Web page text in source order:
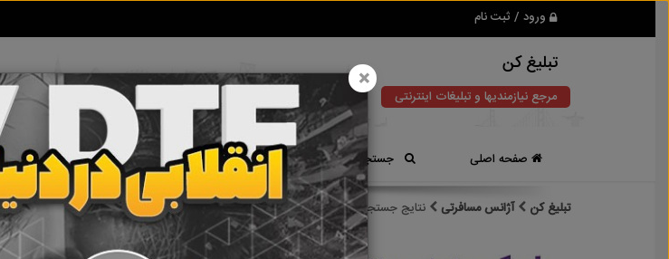
ورود / ثبت نام
تبلیغ کن
مرجع نیازمندیها و تبلیغات اینترنتی
صفحه اصلی جستجوی سریع تعرفه آگهی ها خبرهای سایت
تبلیغ کن آژانس مسافرتی نتایج جستجو برای برچسبآژانس مسافرتی
×